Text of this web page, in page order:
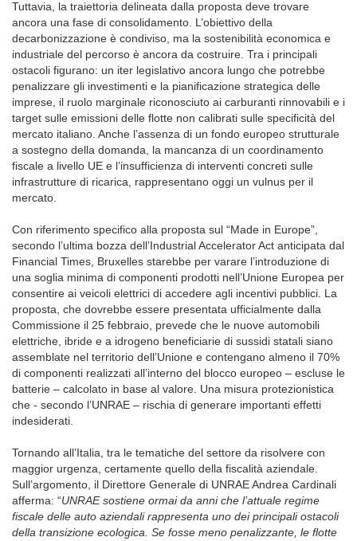
Tuttavia, la traiettoria delineata dalla proposta deve trovare
ancora una fase di consolidamento. L’obiettivo della
decarbonizzazione è condiviso, ma la sostenibilità economica e
industriale del percorso è ancora da costruire. Tra i principali
ostacoli figurano: un iter legislativo ancora lungo che potrebbe
penalizzare gli investimenti e la pianificazione strategica delle
imprese, il ruolo marginale riconosciuto ai carburanti rinnovabili e i
target sulle emissioni delle flotte non calibrati sulle specificità del
mercato italiano. Anche l’assenza di un fondo europeo strutturale
a sostegno della domanda, la mancanza di un coordinamento
fiscale a livello UE e l’insufficienza di interventi concreti sulle
infrastrutture di ricarica, rappresentano oggi un vulnus per il
mercato.
Con riferimento specifico alla proposta sul “Made in Europe”,
secondo l’ultima bozza dell’Industrial Accelerator Act anticipata dal
Financial Times, Bruxelles starebbe per varare l’introduzione di
una soglia minima di componenti prodotti nell’Unione Europea per
consentire ai veicoli elettrici di accedere agli incentivi pubblici. La
proposta, che dovrebbe essere presentata ufficialmente dalla
Commissione il 25 febbraio, prevede che le nuove automobili
elettriche, ibride e a idrogeno beneficiarie di sussidi statali siano
assemblate nel territorio dell’Unione e contengano almeno il 70%
di componenti realizzati all’interno del blocco europeo – escluse le
batterie – calcolato in base al valore. Una misura protezionistica
che - secondo l’UNRAE – rischia di generare importanti effetti
indesiderati.
Tornando all’Italia, tra le tematiche del settore da risolvere con
maggior urgenza, certamente quello della fiscalità aziendale.
Sull’argomento, il Direttore Generale di UNRAE Andrea Cardinali
afferma: “UNRAE sostiene ormai da anni che l’attuale regime
fiscale delle auto aziendali rappresenta uno dei principali ostacoli
della transizione ecologica. Se fosse meno penalizzante, le flotte